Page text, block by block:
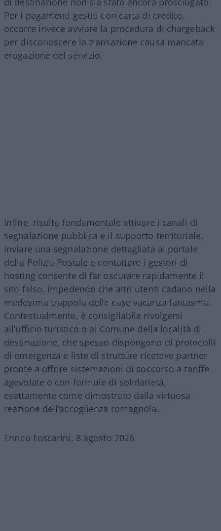
Per i pagamenti gestiti con carta di credito,
occorre invece avviare la procedura di chargeback
per disconoscere la transazione causa mancata
erogazione del servizio.
Infine, risulta fondamentale attivare i canali di
segnalazione pubblica e il supporto territoriale.
Inviare una segnalazione dettagliata al portale
della Polizia Postale e contattare i gestori di
hosting consente di far oscurare rapidamente il
sito falso, impedendo che altri utenti cadano nella
medesima trappola delle case vacanza fantasma.
Contestualmente, è consigliabile rivolgersi
all’ufficio turistico o al Comune della località di
destinazione, che spesso dispongono di protocolli
di emergenza e liste di strutture ricettive partner
pronte a offrire sistemazioni di soccorso a tariffe
agevolate o con formule di solidarietà,
esattamente come dimostrato dalla virtuosa
reazione dell’accoglienza romagnola.
Enrico Foscarini, 8 agosto 2026